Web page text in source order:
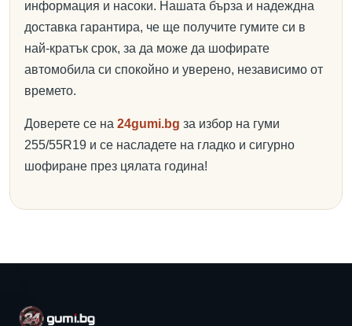
информация и насоки. Нашата бърза и надеждна
доставка гарантира, че ще получите гумите си в
най-кратък срок, за да може да шофирате
автомобила си спокойно и уверено, независимо от
времето.
Доверете се на 24gumi.bg за избор на гуми
255/55R19 и се насладете на гладко и сигурно
шофиране през цялата година!